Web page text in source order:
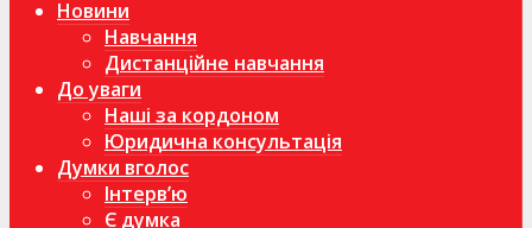
Новини
Навчання
Дистанційне навчання
До уваги
Наші за кордоном
Юридична консультація
Думки вголос
Інтерв’ю
Є думка